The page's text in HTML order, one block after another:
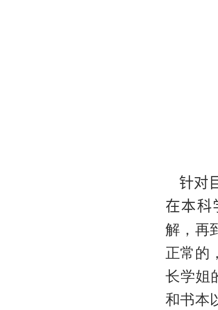
针对
在本科
解，再
正常的
长学姐
和书本